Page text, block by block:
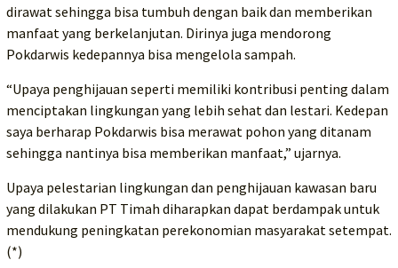
dirawat sehingga bisa tumbuh dengan baik dan memberikan
manfaat yang berkelanjutan. Dirinya juga mendorong
Pokdarwis kedepannya bisa mengelola sampah.
“Upaya penghijauan seperti memiliki kontribusi penting dalam
menciptakan lingkungan yang lebih sehat dan lestari. Kedepan
saya berharap Pokdarwis bisa merawat pohon yang ditanam
sehingga nantinya bisa memberikan manfaat,” ujarnya.
Upaya pelestarian lingkungan dan penghijauan kawasan baru
yang dilakukan PT Timah diharapkan dapat berdampak untuk
mendukung peningkatan perekonomian masyarakat setempat.
(*)